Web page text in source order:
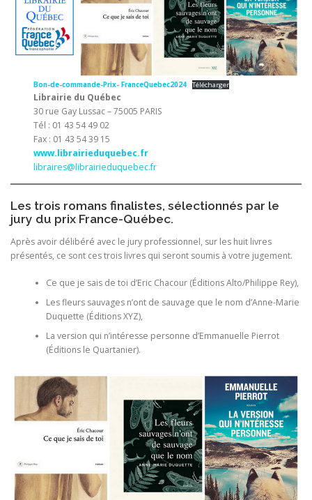
Bon-de-commande-Prix- FranceQuebec2024 Télécharger
Librairie du Québec
30 rue Gay Lussac – 75005 PARIS
Tél : 01 43 54 49 02
Fax : 01 43 54 39 15
www.librairieduquebec.fr
libraires@librairieduquebec.fr
Les trois romans finalistes, sélectionnés par le
jury du prix France-Québec.
Après avoir délibéré avec le jury professionnel, sur les huit livres
présentés, ce sont ces trois livres qui seront soumis à votre jugement.
Ce que je sais de toi d’Eric Chacour (Éditions Alto/Philippe Rey),
Les fleurs sauvages n’ont de sauvage que le nom d’Anne-Marie
Duquette (Éditions XYZ),
La version qui n’intéresse personne d’Emmanuelle Pierrot
(Éditions le Quartanier).